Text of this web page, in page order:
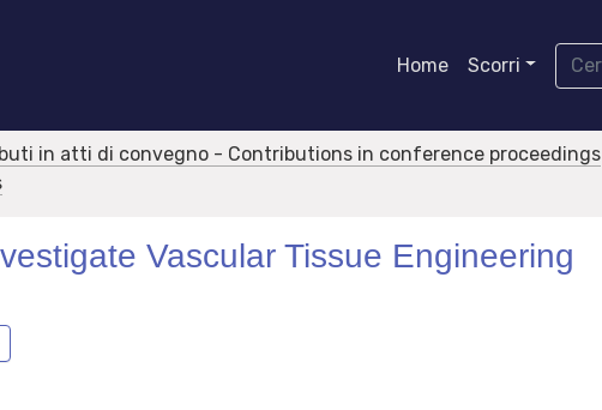
Home Scorri
in atti di convegno - Contributions in conference proceedings
Vascular Tissue Engineering